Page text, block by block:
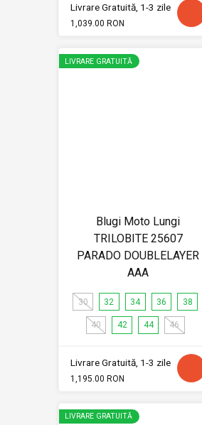
Livrare Gratuită, 1-3 zile
1,039.00 RON
LIVRARE GRATUITĂ
Blugi Moto Lungi
TRILOBITE 25607
PARADO DOUBLELAYER
AAA
30 32 34 36 38
40 42 44 46
Livrare Gratuită, 1-3 zile
1,195.00 RON
LIVRARE GRATUITĂ